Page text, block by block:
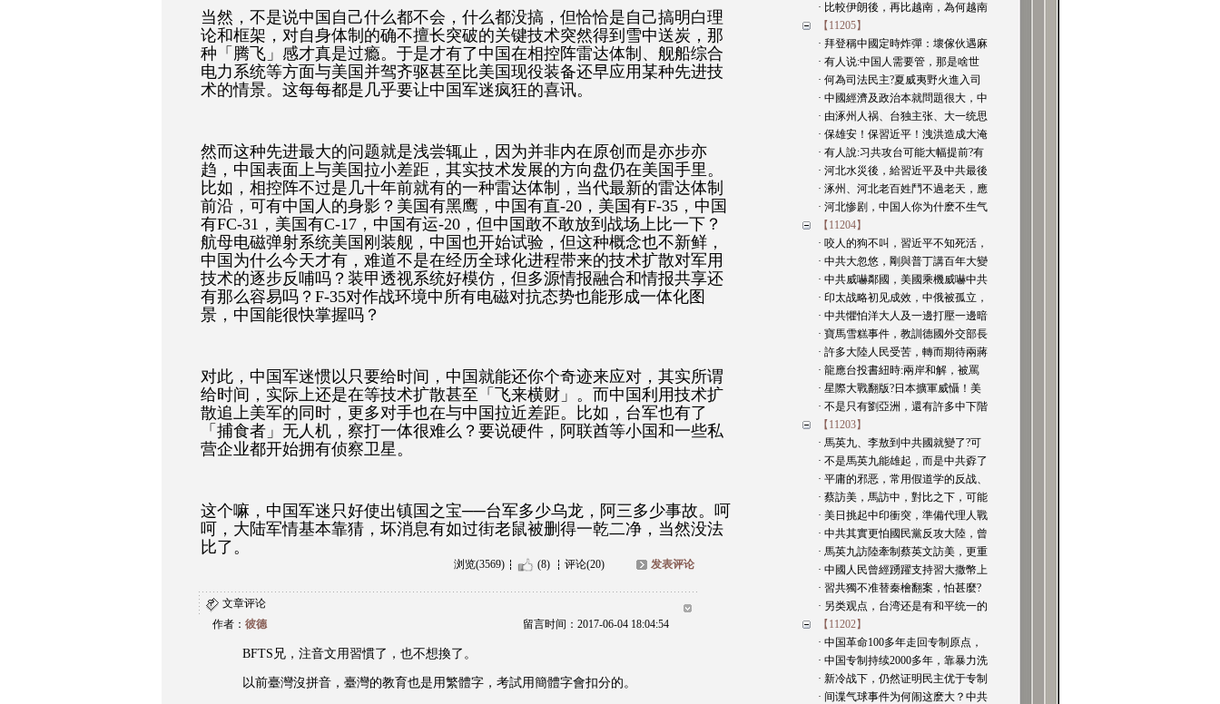
当然，不是说中国自己什么都不会，什么都没搞，但恰恰是自己搞明白理
论和框架，对自身体制的确不擅长突破的关键技术突然得到雪中送炭，那
种「腾飞」感才真是过瘾。于是才有了中国在相控阵雷达体制、舰船综合
电力系统等方面与美国并驾齐驱甚至比美国现役装备还早应用某种先进技
术的情景。这每每都是几乎要让中国军迷疯狂的喜讯。
然而这种先进最大的问题就是浅尝辄止，因为并非内在原创而是亦步亦
趋，中国表面上与美国拉小差距，其实技术发展的方向盘仍在美国手里。
比如，相控阵不过是几十年前就有的一种雷达体制，当代最新的雷达体制
前沿，可有中国人的身影？美国有黑鹰，中国有直-20，美国有F-35，中国
有FC-31，美国有C-17，中国有运-20，但中国敢不敢放到战场上比一下？
航母电磁弹射系统美国刚装舰，中国也开始试验，但这种概念也不新鲜，
中国为什么今天才有，难道不是在经历全球化进程带来的技术扩散对军用
技术的逐步反哺吗？装甲透视系统好模仿，但多源情报融合和情报共享还
有那么容易吗？F-35对作战环境中所有电磁对抗态势也能形成一体化图
景，中国能很快掌握吗？
对此，中国军迷惯以只要给时间，中国就能还你个奇迹来应对，其实所谓
给时间，实际上还是在等技术扩散甚至「飞来横财」。而中国利用技术扩
散追上美军的同时，更多对手也在与中国拉近差距。比如，台军也有了
「捕食者」无人机，察打一体很难么？要说硬件，阿联酋等小国和一些私
营企业都开始拥有侦察卫星。
这个嘛，中国军迷只好使出镇国之宝──台军多少乌龙，阿三多少事故。呵
呵，大陆军情基本靠猜，坏消息有如过街老鼠被删得一乾二净，当然没法
比了。
浏览(3569) (8) 评论(20) 发表评论
文章评论
作者： 彼德 留言时间：2017-06-04 18:04:54
BFTS兄，注音文用習慣了，也不想換了。
以前臺灣沒拼音，臺灣的教育也是用繁體字，考試用簡體字會扣分的。
· 比較伊朗後，再比越南，為何越南
【11205】
· 拜登稱中國定時炸彈：壞傢伙遇麻
· 有人说:中国人需要管，那是啥世
· 何為司法民主?夏威夷野火進入司
· 中國經濟及政治本就問題很大，中
· 由涿州人祸、台独主张、大一统思
· 保雄安！保習近平！洩洪造成大淹
· 有人說:习共攻台可能大幅提前?有
· 河北水災後，給習近平及中共最後
· 涿州、河北老百姓鬥不過老天，應
· 河北惨剧，中国人你为什麽不生气
【11204】
· 咬人的狗不叫，習近平不知死活，
· 中共大忽悠，剛與普丁講百年大變
· 中共威嚇鄰國，美國乘機威嚇中共
· 印太战略初见成效，中俄被孤立，
· 中共懼怕洋大人及一邊打壓一邊暗
· 寶馬雪糕事件，教訓德國外交部長
· 許多大陸人民受苦，轉而期待兩蔣
· 龍應台投書紐時:兩岸和解，被罵
· 星際大戰翻版?日本擴軍威懾！美
· 不是只有劉亞洲，還有許多中下階
【11203】
· 馬英九、李敖到中共國就變了?可
· 不是馬英九能雄起，而是中共孬了
· 平庸的邪恶，常用假道学的反战、
· 蔡訪美，馬訪中，對比之下，可能
· 美日挑起中印衝突，準備代理人戰
· 中共其實更怕國民黨反攻大陸，曾
· 馬英九訪陸牽制蔡英文訪美，更重
· 中國人民曾經踴躍支持習大撒幣上
· 習共獨不准替秦檜翻案，怕甚麼?
· 另类观点，台湾还是有和平统一的
【11202】
· 中国革命100多年走回专制原点，
· 中国专制持续2000多年，靠暴力洗
· 新冷战下，仍然证明民主优于专制
· 间谍气球事件为何闹这麽大？中共